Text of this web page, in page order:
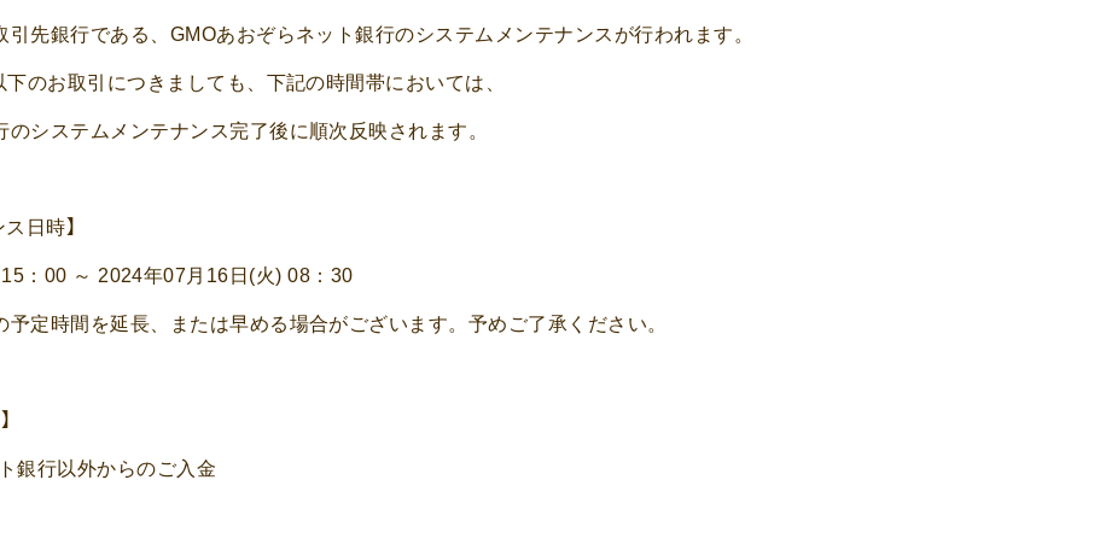
先銀行である、GMOあおぞらネット銀行のシステムメンテナンスが行われます。
のお取引につきましても、下記の時間帯においては、
システムメンテナンス完了後に順次反映されます。
日時】
：00 ～ 2024年07月16日(火) 08：30
定時間を延長、または早める場合がございます。予めご了承ください。
銀行以外からのご入金